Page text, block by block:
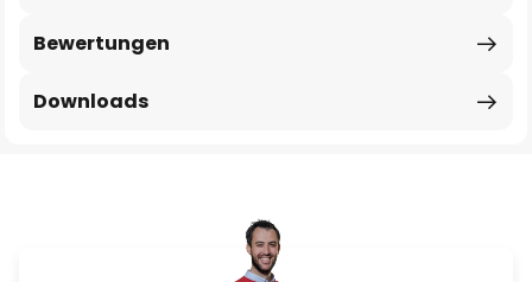
Bewertungen
Downloads